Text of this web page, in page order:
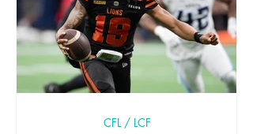
CFL / LCF